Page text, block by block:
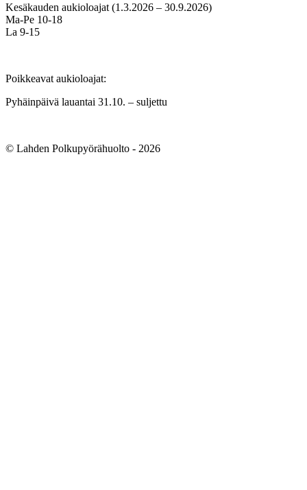
Kesäkauden aukioloajat (1.3.2026 – 30.9.2026)
Ma-Pe 10-18
La 9-15
Poikkeavat aukioloajat:
Pyhäinpäivä lauantai 31.10. – suljettu
© Lahden Polkupyörähuolto - 2026